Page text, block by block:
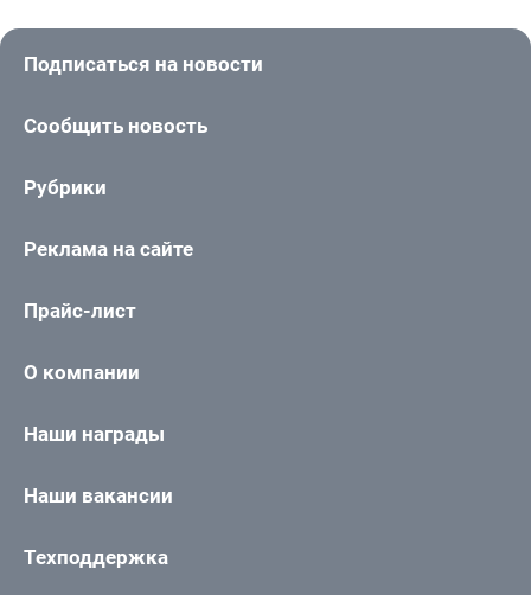
Подписаться на новости
Сообщить новость
Рубрики
Реклама на сайте
Прайс-лист
О компании
Наши награды
Наши вакансии
Техподдержка